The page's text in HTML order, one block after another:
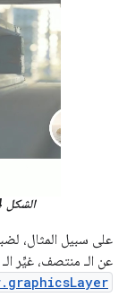
الشكل 4
على سبيل المثال،
عن الـ منتصف، غيِّر الـ